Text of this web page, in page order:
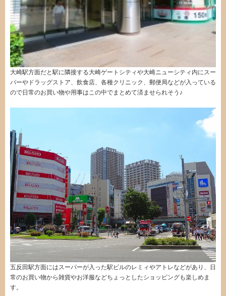
大崎駅方面だと駅に隣接する大崎ゲートシティや大崎ニューシティ内にスー
パーやドラッグストア、飲食店、各種クリニック、郵便局などが入っている
ので日常のお買い物や用事はこの中でまとめて済ませられそう♪
五反田駅方面にはスーパーが入った駅ビルのレミィやアトレなどがあり、日
常のお買い物から雑貨やお洋服などちょっとしたショッピングも楽しめま
す。